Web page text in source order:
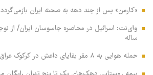
«کارمن» پس از چند دهه به صحنه ایران بازمی‌گردد
ساله
حمله هوایی به ۸ مقر بقایای داعش در کرکوک عراق